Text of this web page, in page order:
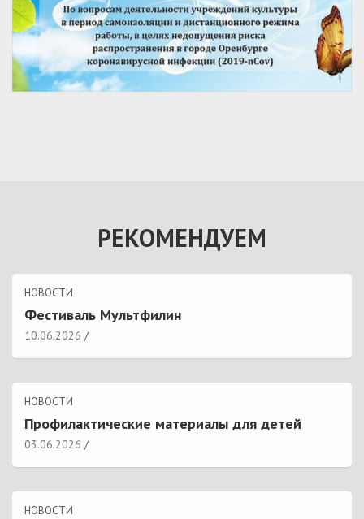
РЕКОМЕНДУЕМ
НОВОСТИ
Фестиваль Мультфилин
10.06.2026
НОВОСТИ
Профилактические материалы для детей
03.06.2026
НОВОСТИ